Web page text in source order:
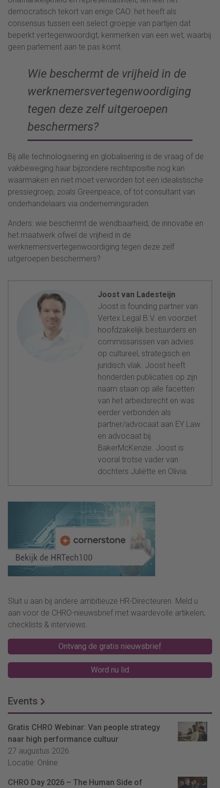
democratisch tekort van enige CAO: het heeft als
consensus tussen een select groepje van partijen dat
beperkt vertegenwoordigt, kenmerken van een wet, waarbij
geen parlement aan te pas komt.
Wie beschermt de vrijheid in de
werknemersvertegenwoordiging
tegen deze zelf uitgeroepen
beschermers?
Bij alle technologisering en globalisering is de vraag of de
vakbeweging haar bijzondere rechtspositie nog kan
waarmaken en niet moet verworden tot een idealistische
pressiegroep, zoals Greenpeace, of tot consultant van
onderhandelaars via ondernemingsraden.
Anders: wie beschermt de wendbaarheid, de innovatie en
het maatwerk ofwel de vrijheid in de
werknemersvertegenwoordiging tegen deze zelf
uitgeroepen beschermers?
Joost van Ladesteijn
Joost is founding partner van
Vertex Legal B.V. en voorziet
hoofdzakelijk bestuurders en
commissarissen van advies
op cultureel, strategisch en
juridisch vlak. Joost heeft
honderden publicaties op zijn
naam staan op alle facetten
van het arbeidsrecht en was
eerder verbonden als
partner/advocaat aan EY Law
en advocaat bij
BakerMcKenzie. Joost is
vooral trotse vader van
dochters Juliëtte en Olivia.
Sluit u aan bij andere ambitieuze HR-Directeuren. Meld u
aan voor de CHRO-nieuwsbrief met waardevolle artikelen,
checklists & interviews.
Ontvang de gratis nieuwsbrief
Word nu lid
Events
Gratis CHRO Webinar: Van people strategy
naar high performance cultuur
27 augustus 2026
Locatie: Online
CHRO Day 2026 – The Human Side of